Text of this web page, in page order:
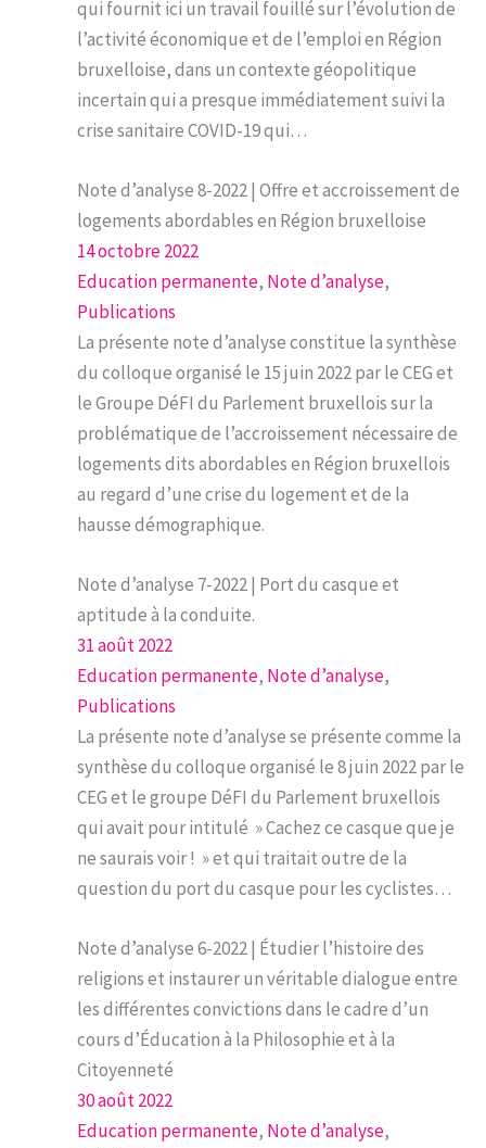
qui fournit ici un travail fouillé sur l’évolution de
l’activité économique et de l’emploi en Région
bruxelloise, dans un contexte géopolitique
incertain qui a presque immédiatement suivi la
crise sanitaire COVID-19 qui…
Note d’analyse 8-2022 | Offre et accroissement de
logements abordables en Région bruxelloise
14 octobre 2022
Education permanente, Note d’analyse
Publications
La présente note d’analyse constitue la synthèse
du colloque organisé le 15 juin 2022 par le CEG et
le Groupe DéFI du Parlement bruxellois sur la
problématique de l’accroissement nécessaire de
logements dits abordables en Région bruxellois
au regard d’une crise du logement et de la
hausse démographique.
Note d’analyse 7-2022 | Port du casque et
aptitude à la conduite.
31 août 2022
Education permanente, Note d’analyse
Publications
La présente note d’analyse se présente comme la
synthèse du colloque organisé le 8 juin 2022 par le
CEG et le groupe DéFI du Parlement bruxellois
qui avait pour intitulé » Cachez ce casque que je
ne saurais voir ! » et qui traitait outre de la
question du port du casque pour les cyclistes…
Note d’analyse 6-2022 | Étudier l’histoire des
religions et instaurer un véritable dialogue entre
les différentes convictions dans le cadre d’un
cours d’Éducation à la Philosophie et à la
Citoyenneté
30 août 2022
Education permanente, Note d’analyse